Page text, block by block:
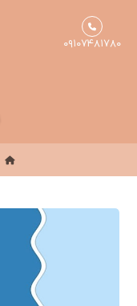
۰۹۱۰۷۴۸۱۷۸۰